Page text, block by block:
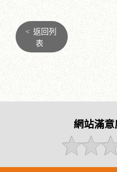
< 返回列
表
網站滿意